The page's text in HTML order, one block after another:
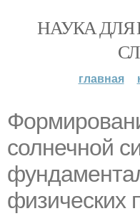
НАУКА
главная
солнечной
физических